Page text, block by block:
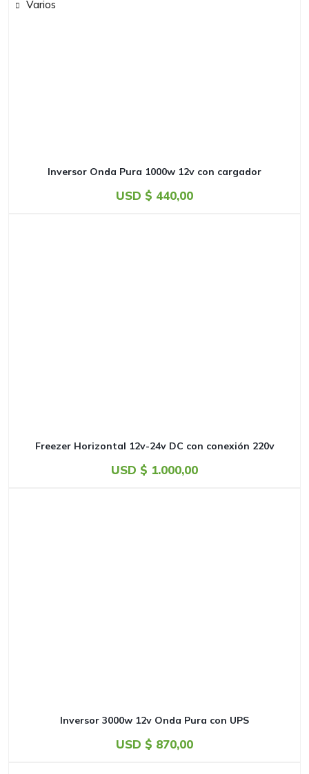
Varios
Inversor Onda Pura 1000w 12v con cargador
USD $ 440,00
Freezer Horizontal 12v-24v DC con conexión 220v
USD $ 1.000,00
Inversor 3000w 12v Onda Pura con UPS
USD $ 870,00